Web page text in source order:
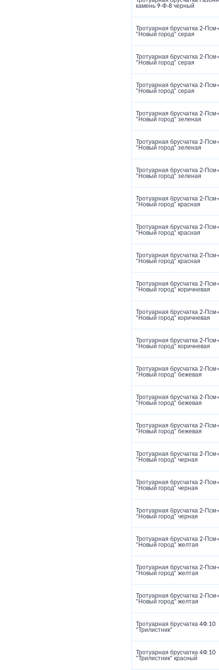
камень 9‑Ф‑8 черный
Тротуарная брусчатка
"Новый город" серая
Тротуарная брусчатка
"Новый город" серая
Тротуарная брусчатка
"Новый город" серая
Тротуарная брусчатка
"Новый город" зеленая
Тротуарная брусчатка
"Новый город" зеленая
Тротуарная брусчатка
"Новый город" зеленая
Тротуарная брусчатка
"Новый город" красная
Тротуарная брусчатка
"Новый город" красная
Тротуарная брусчатка
"Новый город" красная
Тротуарная брусчатка
"Новый город" коричневая
Тротуарная брусчатка
"Новый город" коричневая
Тротуарная брусчатка
"Новый город" коричневая
Тротуарная брусчатка
"Новый город" бежевая
Тротуарная брусчатка
"Новый город" бежевая
Тротуарная брусчатка
"Новый город" бежевая
Тротуарная брусчатка
"Новый город" черная
Тротуарная брусчатка
"Новый город" черная
Тротуарная брусчатка
"Новый город" черная
Тротуарная брусчатка
"Новый город" желтая
Тротуарная брусчатка
"Новый город" желтая
Тротуарная брусчатка
"Новый город" желтая
Тротуарная брусчатка 4Ф.10
"Трилистник"
Тротуарная брусчатка 4Ф.10
"Трилистник" красный